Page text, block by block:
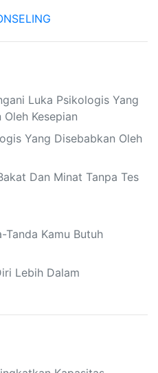
Luka Psikologis Yang
Kesepian
Yang Disebabkan Oleh
Dan Minat Tanpa Tes
Tanda Kamu Butuh
Lebih Dalam